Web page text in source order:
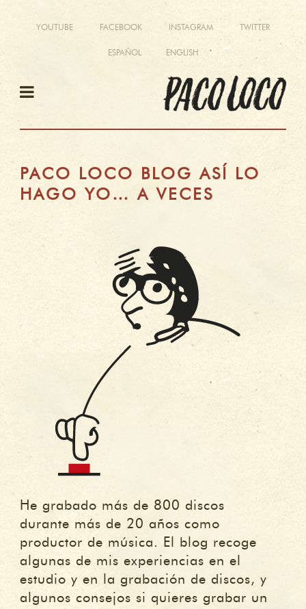
YOUTUBE FACEBOOK INSTAGRAM TWITTER
ESPAÑOL ENGLISH
PACO LOCO BLOG ASÍ LO
HAGO YO… A VECES
He grabado más de 800 discos
durante más de 20 años como
productor de música. El blog recoge
algunas de mis experiencias en el
estudio y en la grabación de discos, y
algunos consejos si quieres grabar un